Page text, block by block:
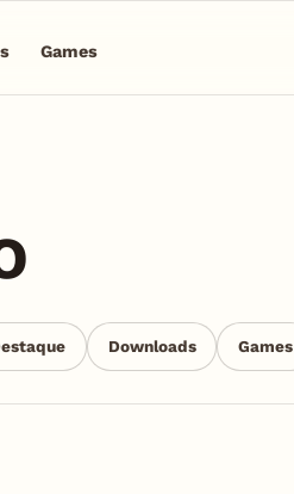
Games
Downloads Games